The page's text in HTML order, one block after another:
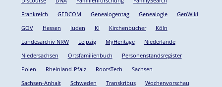
Frankreich
GEDCOM Genealogentag Genealogie
GenWiki
GOV
Hessen Juden KI Kirchenbücher
Köln
Landesarchiv NRW
Leipzig MyHeritage
Niederlande
Niedersachsen
Ortsfamilienbuch
Personenstandsregister
Polen
Rheinland-Pfalz RootsTech
Sachsen
Sachsen-Anhalt
Schweden Transkribus
Wochenvorschau